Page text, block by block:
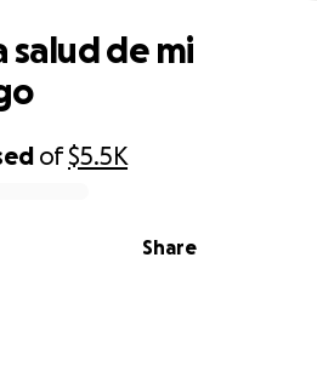
of$5.5K
Share
salud de mi